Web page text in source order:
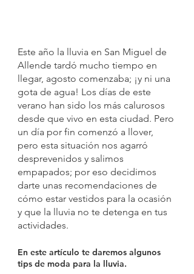
Este año la lluvia en San Miguel de
Allende tardó mucho tiempo en
llegar, agosto comenzaba; ¡y ni una
gota de agua! Los días de este
verano han sido los más calurosos
desde que vivo en esta ciudad. Pero
un día por fin comenzó a llover,
pero esta situación nos agarró
desprevenidos y salimos
empapados; por eso decidimos
darte unas recomendaciones de
cómo estar vestidos para la ocasión
y que la lluvia no te detenga en tus
actividades.
En este artículo te daremos algunos
tips de moda para la lluvia.